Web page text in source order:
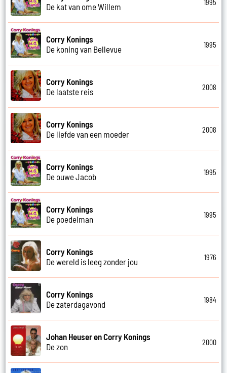
De kat van ome Willem
1995
Corry Konings
De koning van Bellevue
1995
Corry Konings
De laatste reis
2008
Corry Konings
De liefde van een moeder
2008
Corry Konings
De ouwe Jacob
1995
Corry Konings
De poedelman
1995
Corry Konings
De wereld is leeg zonder jou
1976
Corry Konings
De zaterdagavond
1984
Johan Heuser en Corry Konings
De zon
2000